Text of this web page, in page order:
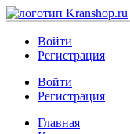
Войти
Регистрация
Войти
Регистрация
Главная